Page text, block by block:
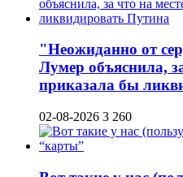
"Неожиданно от
Лумер объяснила,
приказала бы
02-08-2026 3 260